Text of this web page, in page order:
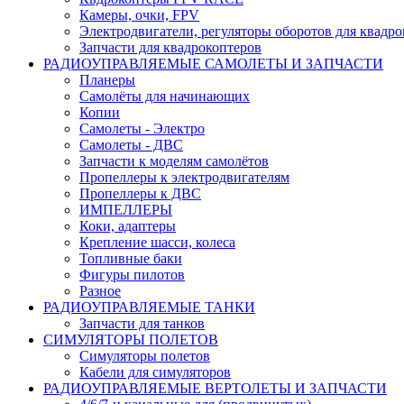
Камеры, очки, FPV
Электродвигатели, регуляторы оборотов для
Запчасти для квадрокоптеров
РАДИОУПРАВЛЯЕМЫЕ САМОЛЕТЫ И ЗАПЧАСТИ
Планеры
Самолёты для начинающих
Копии
Самолеты - Электро
Самолеты - ДВС
Запчасти к моделям самолётов
Пропеллеры к электродвигателям
Пропеллеры к ДВС
ИМПЕЛЛЕРЫ
Коки, адаптеры
Крепление шасси, колеса
Топливные баки
Фигуры пилотов
Разное
РАДИОУПРАВЛЯЕМЫЕ ТАНКИ
Запчасти для танков
СИМУЛЯТОРЫ ПОЛЕТОВ
Симуляторы полетов
Кабели для симуляторов
РАДИОУПРАВЛЯЕМЫЕ ВЕРТОЛЕТЫ И ЗАПЧАСТИ